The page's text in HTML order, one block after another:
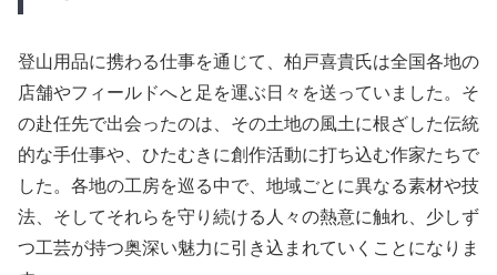
登山用品に携わる仕事を通じて、柏戸喜貴氏は全国各地の
店舗やフィールドへと足を運ぶ日々を送っていました。そ
の赴任先で出会ったのは、その土地の風土に根ざした伝統
的な手仕事や、ひたむきに創作活動に打ち込む作家たちで
した。各地の工房を巡る中で、地域ごとに異なる素材や技
法、そしてそれらを守り続ける人々の熱意に触れ、少しず
つ工芸が持つ奥深い魅力に引き込まれていくことになりま